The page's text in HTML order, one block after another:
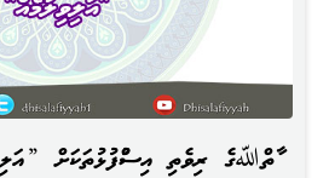
މާތްﷲގެ ރިވެތި އިސްމުފުޅުތަކަށް